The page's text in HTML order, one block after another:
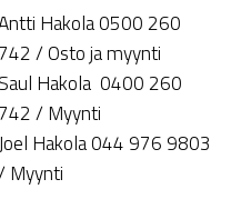
Hakola 0500 260
742 / Osto ja myynti
Saul Hakola 0400 260
742 / Myynti
Joel Hakola 044 976 9803
Myynti